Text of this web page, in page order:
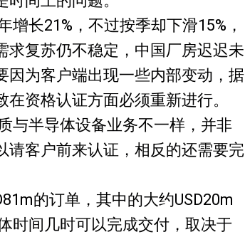
增长21%，不过按季却下滑15%，
求复苏仍不稳定，中国厂房迟迟未
因为客户端出现一些内部变动，据
资格认证方面必须重新进行。
与半导体设备业务不一样，并非
请客户前来认证，相反的还需要完
的订单，其中的大约USD20m
时间几时可以完成交付，取决于